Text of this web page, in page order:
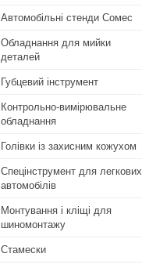
Автомобільні стенди Сомес
Обладнання для мийки
деталей
Губцевий інструмент
Контрольно-вимірювальне
обладнання
Голівки із захисним кожухом
Спецінструмент для легкових
автомобілів
Монтування і кліщі для
шиномонтажу
Стамески